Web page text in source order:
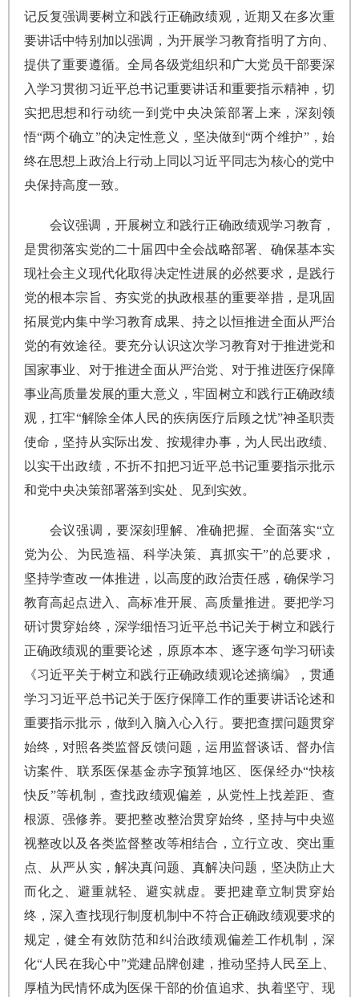
记反复强调要树立和践行正确政绩观，近期又在多次重
要讲话中特别加以强调，为开展学习教育指明了方向、
提供了重要遵循。全局各级党组织和广大党员干部要深
入学习贯彻习近平总书记重要讲话和重要指示精神，切
实把思想和行动统一到党中央决策部署上来，深刻领
悟“两个确立”的决定性意义，坚决做到“两个维护”，始
终在思想上政治上行动上同以习近平同志为核心的党中
央保持高度一致。
会议强调，开展树立和践行正确政绩观学习教育，
是贯彻落实党的二十届四中全会战略部署、确保基本实
现社会主义现代化取得决定性进展的必然要求，是践行
党的根本宗旨、夯实党的执政根基的重要举措，是巩固
拓展党内集中学习教育成果、持之以恒推进全面从严治
党的有效途径。要充分认识这次学习教育对于推进党和
国家事业、对于推进全面从严治党、对于推进医疗保障
事业高质量发展的重大意义，牢固树立和践行正确政绩
观，扛牢“解除全体人民的疾病医疗后顾之忧”神圣职责
使命，坚持从实际出发、按规律办事，为人民出政绩、
以实干出政绩，不折不扣把习近平总书记重要指示批示
和党中央决策部署落到实处、见到实效。
会议强调，要深刻理解、准确把握、全面落实“立
党为公、为民造福、科学决策、真抓实干”的总要求，
坚持学查改一体推进，以高度的政治责任感，确保学习
教育高起点进入、高标准开展、高质量推进。要把学习
研讨贯穿始终，深学细悟习近平总书记关于树立和践行
正确政绩观的重要论述，原原本本、逐字逐句学习研读
《习近平关于树立和践行正确政绩观论述摘编》，贯通
学习习近平总书记关于医疗保障工作的重要讲话论述和
重要指示批示，做到入脑入心入行。要把查摆问题贯穿
始终，对照各类监督反馈问题，运用监督谈话、督办信
访案件、联系医保基金赤字预算地区、医保经办“快核
快反”等机制，查找政绩观偏差，从党性上找差距、查
根源、强修养。要把整改整治贯穿始终，坚持与中央巡
视整改以及各类监督整改等相结合，立行立改、突出重
点、从严从实，解决真问题、真解决问题，坚决防止大
而化之、避重就轻、避实就虚。要把建章立制贯穿始
终，深入查找现行制度机制中不符合正确政绩观要求的
规定，健全有效防范和纠治政绩观偏差工作机制，深
化“人民在我心中”党建品牌创建，推动坚持人民至上、
厚植为民情怀成为医保干部的价值追求、执着坚守、现